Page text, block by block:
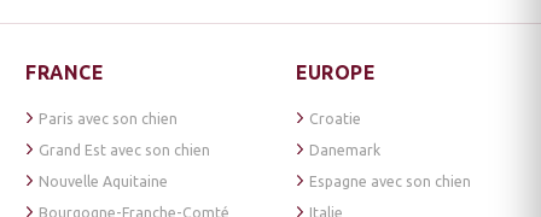
FRANCE
Paris avec son chien
Grand Est avec son chien
Nouvelle Aquitaine
Bourgogne-Franche-Comté
EUROPE
Croatie
Danemark
Espagne avec son chien
Italie